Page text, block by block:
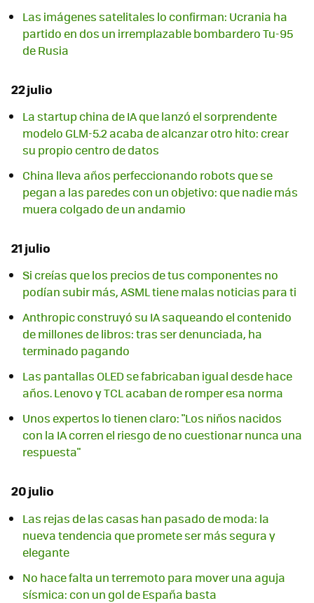
Las imágenes satelitales lo confirman: Ucrania ha
partido en dos un irremplazable bombardero Tu-95
de Rusia
22 julio
La startup china de IA que lanzó el sorprendente
modelo GLM-5.2 acaba de alcanzar otro hito: crear
su propio centro de datos
China lleva años perfeccionando robots que se
pegan a las paredes con un objetivo: que nadie más
muera colgado de un andamio
21 julio
Si creías que los precios de tus componentes no
podían subir más, ASML tiene malas noticias para ti
Anthropic construyó su IA saqueando el contenido
de millones de libros: tras ser denunciada, ha
terminado pagando
Las pantallas OLED se fabricaban igual desde hace
años. Lenovo y TCL acaban de romper esa norma
Unos expertos lo tienen claro: "Los niños nacidos
con la IA corren el riesgo de no cuestionar nunca una
respuesta"
20 julio
Las rejas de las casas han pasado de moda: la
nueva tendencia que promete ser más segura y
elegante
No hace falta un terremoto para mover una aguja
sísmica: con un gol de España basta